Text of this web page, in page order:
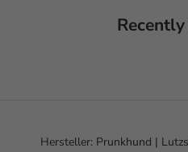
Hersteller: Prunkhund |